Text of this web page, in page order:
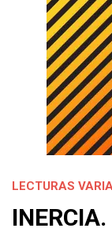
LECTURAS
INERCIA.